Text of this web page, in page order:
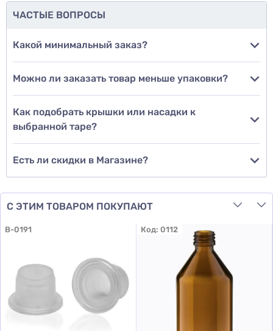
Добавить отзыв
ЧАСТЫЕ ВОПРОСЫ
Какой минимальный заказ?
Можно ли заказать товар меньше упаковки?
Как подобрать крышки или насадки к
выбранной таре?
Есть ли скидки в Магазине?
С ЭТИМ ТОВАРОМ ПОКУПАЮТ
B-0191 Код: 0112